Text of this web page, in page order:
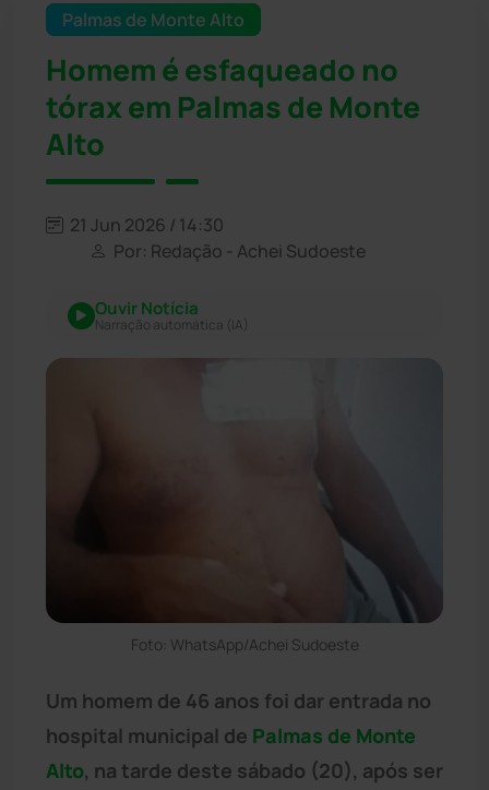
Palmas de Monte Alto
Homem é esfaqueado no
tórax em Palmas de Monte
Alto
21 Jun 2026 / 14:30
Por: Redação - Achei Sudoeste
Ouvir Notícia
Narração automática (IA)
Foto: WhatsApp/Achei Sudoeste
Um homem de 46 anos foi dar entrada no
hospital municipal de Palmas de Monte
Alto, na tarde deste sábado (20), após ser